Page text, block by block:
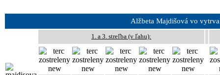
Alžbeta Majdišová vo
1. a 3. streľba (v ľahu):